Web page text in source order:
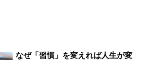
なぜ「習慣」を変えれば人生が変